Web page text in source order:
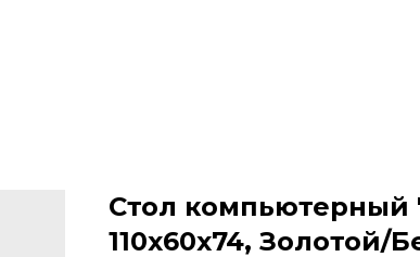
Стол
110х60х74, Золотой/